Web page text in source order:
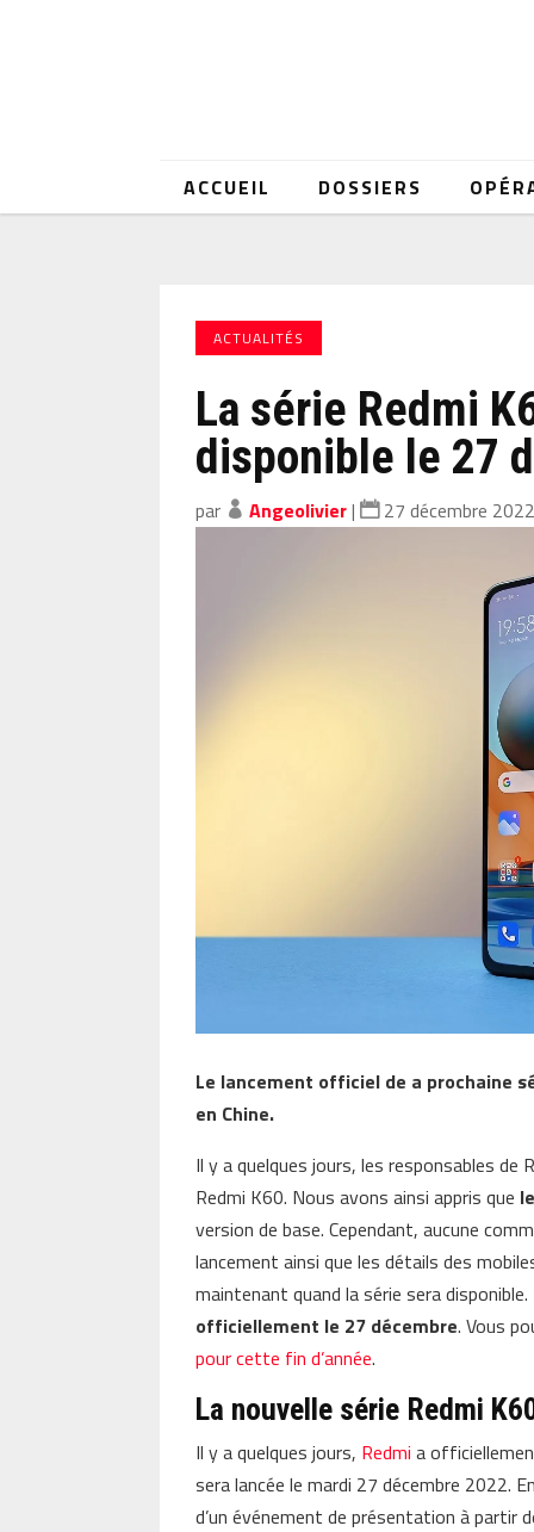
ACCUEIL DOSSIERS
ACTUALITÉS
La série Redmi
disponible le 27
par Angeolivier| 27 décembre 2022
Le lancement officiel de a prochaine
en Chine.
Il y a quelques jours, les responsables de
Redmi K60. Nous avons ainsi appris que
version de base. Cependant, aucune
lancement ainsi que les détails des
maintenant quand la série sera
officiellement le 27 décembre. Vous
pour cette fin d’année.
La nouvelle série Redmi
Il y a quelques jours, Redmi a
sera lancée le mardi 27 décembre 2022.
d’un événement de présentation à partir